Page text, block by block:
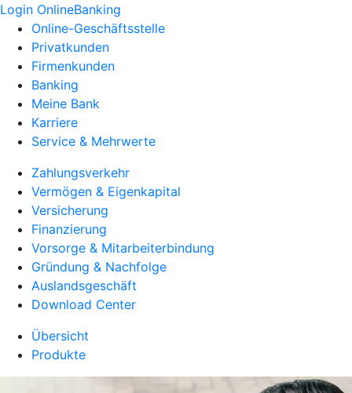
Login OnlineBanking
Online-Geschäftsstelle
Privatkunden
Firmenkunden
Banking
Meine Bank
Karriere
Service & Mehrwerte
Zahlungsverkehr
Vermögen & Eigenkapital
Versicherung
Finanzierung
Vorsorge & Mitarbeiterbindung
Gründung & Nachfolge
Auslandsgeschäft
Download Center
Übersicht
Produkte